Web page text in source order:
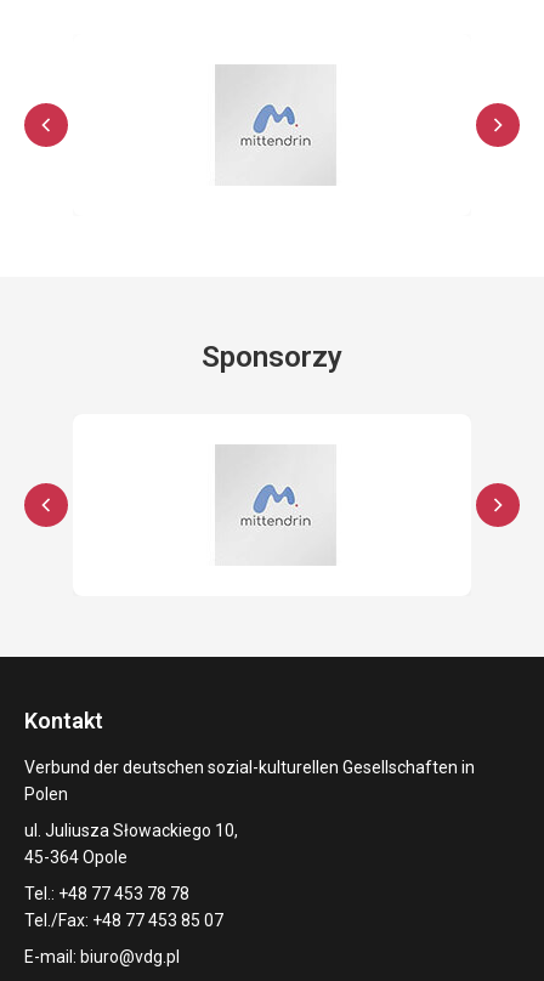
Sponsorzy
Kontakt
Verbund der deutschen sozial-kulturellen Gesellschaften in
Polen
ul. Juliusza Słowackiego 10,
45-364 Opole
Tel.: +48 77 453 78 78
Tel./Fax: +48 77 453 85 07
E-mail: biuro@vdg.pl